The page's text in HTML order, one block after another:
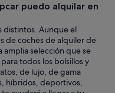
puedo alquilar en
distintos. Aunque el
de coches de alquiler de
amplia selección que se
todos los bolsillos y
de lujo, de gama
híbridos, deportivos,